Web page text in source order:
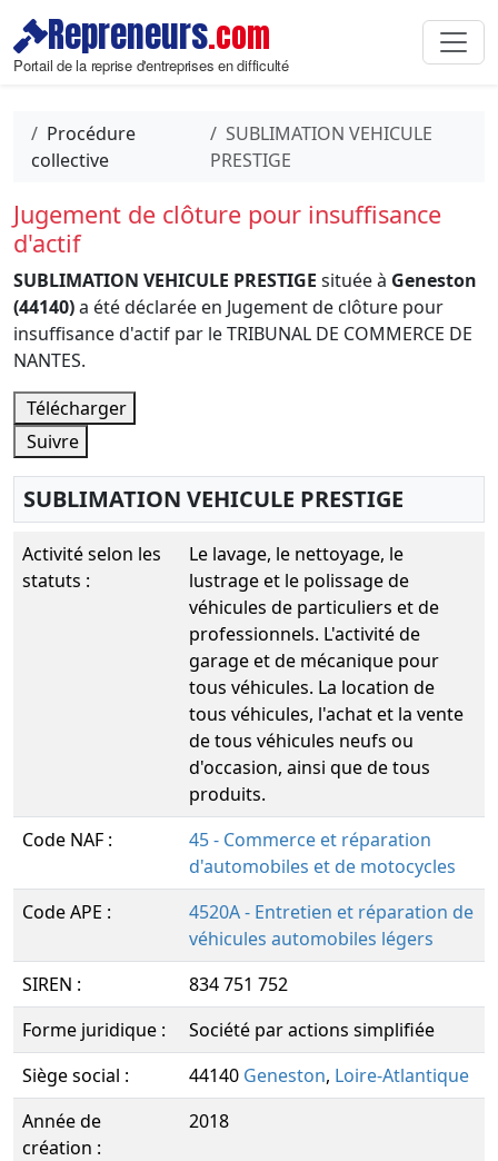
Repreneurs.com
Portail de la reprise d'entreprises en difficulté
Procédure
collective
SUBLIMATION VEHICULE
PRESTIGE
Jugement de clôture pour insuffisance
d'actif
SUBLIMATION VEHICULE PRESTIGE située à Geneston
(44140)a été déclarée en Jugement de clôture pour
insuffisance d'actif par le TRIBUNAL DE COMMERCE DE
NANTES.
Télécharger
Suivre
SUBLIMATION VEHICULE PRESTIGE
Activité selon les
statuts :
Le lavage, le nettoyage, le
lustrage et le polissage de
véhicules de particuliers et de
professionnels. L'activité de
garage et de mécanique pour
tous véhicules. La location de
tous véhicules, l'achat et la vente
de tous véhicules neufs ou
d'occasion, ainsi que de tous
produits.
Code NAF :
45 - Commerce et réparation
d'automobiles et de motocycles
Code APE :
4520A - Entretien et réparation de
véhicules automobiles légers
SIREN :
834 751 752
Forme juridique :
Société par actions simplifiée
Siège social :
44140 Geneston, Loire-Atlantique
Année de
création :
2018